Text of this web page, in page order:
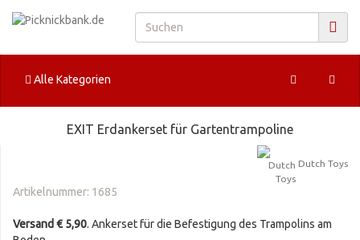
Alle Kategorien
EXIT Erdankerset für Gartentrampoline
Dutch Toys
Artikelnummer: 1685
Versand € 5,90. Ankerset für die Befestigung des Trampolins am